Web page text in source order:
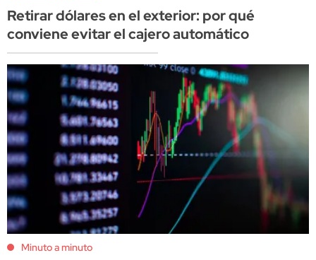
Retirar dólares en el exterior: por qué
conviene evitar el cajero automático
Minuto a minuto